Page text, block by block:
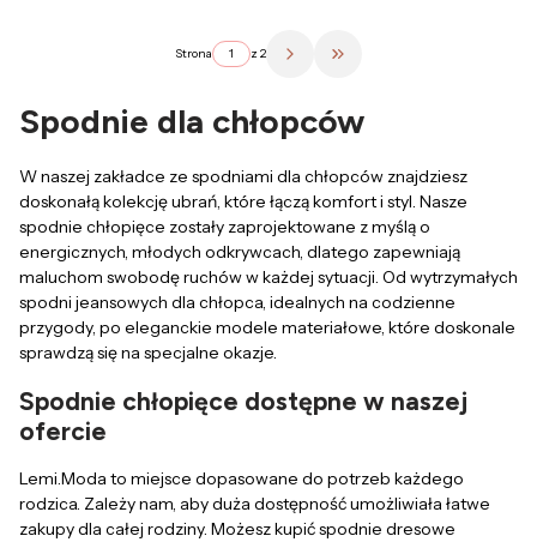
Strona z 2 Przejdź do ostatniej strony
Spodnie dla chłopców
W naszej zakładce ze spodniami dla chłopców znajdziesz
doskonałą kolekcję ubrań, które łączą komfort i styl. Nasze
spodnie chłopięce zostały zaprojektowane z myślą o
energicznych, młodych odkrywcach, dlatego zapewniają
maluchom swobodę ruchów w każdej sytuacji. Od wytrzymałych
spodni jeansowych dla chłopca, idealnych na codzienne
przygody, po eleganckie modele materiałowe, które doskonale
sprawdzą się na specjalne okazje.
Spodnie chłopięce dostępne w naszej
ofercie
Lemi.Moda to miejsce dopasowane do potrzeb każdego
rodzica. Zależy nam, aby duża dostępność umożliwiała łatwe
zakupy dla całej rodziny. Możesz kupić spodnie dresowe